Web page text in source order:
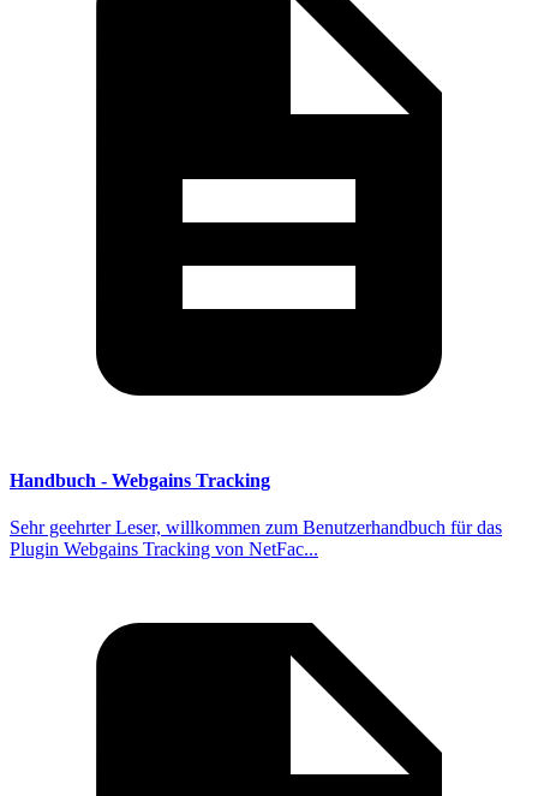
Handbuch - Webgains Tracking
Sehr geehrter Leser, willkommen zum Benutzerhandbuch für das
Plugin Webgains Tracking von NetFac...